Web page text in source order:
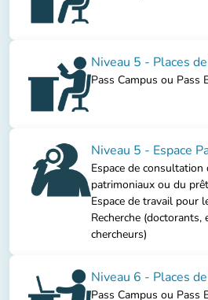
Niveau 5 - Places
Pass Campus ou Pass
Niveau 5 - Espace
Espace de consultation
patrimoniaux ou du
Espace de travail pour
Recherche
chercheurs)
Niveau 6 - Places
Pass Campus ou Pass